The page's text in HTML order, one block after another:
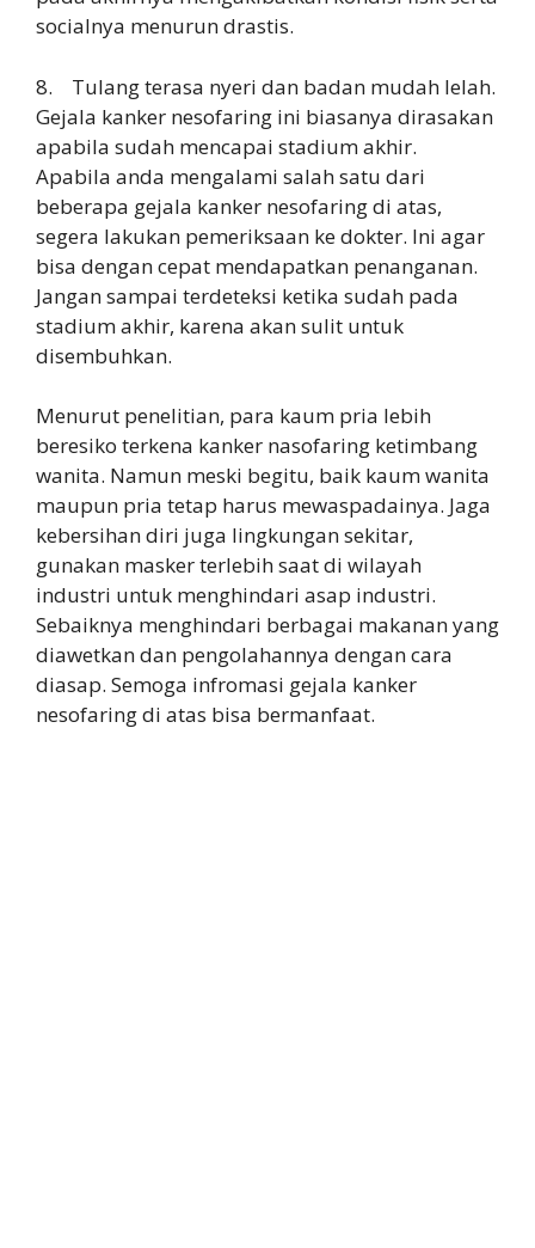
socialnya menurun drastis.
8. Tulang terasa nyeri dan badan mudah lelah.
Gejala kanker nesofaring ini biasanya dirasakan
apabila sudah mencapai stadium akhir.
Apabila anda mengalami salah satu dari
beberapa gejala kanker nesofaring di atas,
segera lakukan pemeriksaan ke dokter. Ini agar
bisa dengan cepat mendapatkan penanganan.
Jangan sampai terdeteksi ketika sudah pada
stadium akhir, karena akan sulit untuk
disembuhkan.
Menurut penelitian, para kaum pria lebih
beresiko terkena kanker nasofaring ketimbang
wanita. Namun meski begitu, baik kaum wanita
maupun pria tetap harus mewaspadainya. Jaga
kebersihan diri juga lingkungan sekitar,
gunakan masker terlebih saat di wilayah
industri untuk menghindari asap industri.
Sebaiknya menghindari berbagai makanan yang
diawetkan dan pengolahannya dengan cara
diasap. Semoga infromasi gejala kanker
nesofaring di atas bisa bermanfaat.